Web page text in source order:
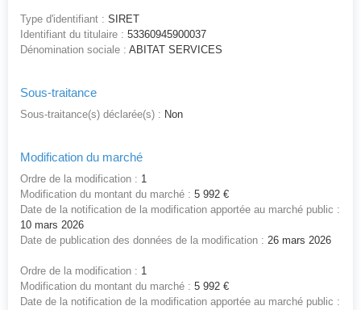
Type d'identifiant : SIRET
Identifiant du titulaire : 53360945900037
Dénomination sociale : ABITAT SERVICES
Sous-traitance
Sous-traitance(s) déclarée(s) : Non
Modification du marché
Ordre de la modification : 1
Modification du montant du marché : 5 992 €
Date de la notification de la modification apportée au marché public :
10 mars 2026
Date de publication des données de la modification : 26 mars 2026
Ordre de la modification : 1
Modification du montant du marché : 5 992 €
Date de la notification de la modification apportée au marché public :